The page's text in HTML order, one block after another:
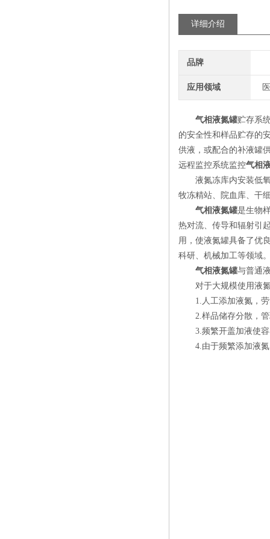
详细介绍
品牌
应用领域
气相液氮罐贮存系
的安全性和样品贮存的
供液，或配合的补液罐
远程监控系统监控气相
液氮冻库内安装低氧
牧冻精站、院血库、干
气相液氮罐是生物
热对流、传导和辐射引
用，使液氮罐具备了优
科研、机械加工等领域
气相液氮罐与普通
对于大规模使用液氮
1.人工添加液氮，劳
2.样品储存分散，管
3.频繁开盖加液使容
4.由于频繁添加液氮